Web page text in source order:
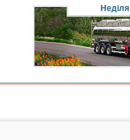
Неділя